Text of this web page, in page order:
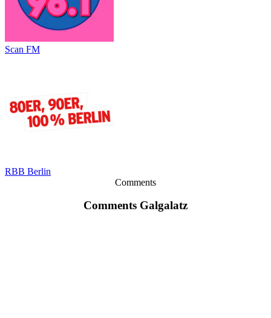
Scan FM
RBB Berlin
Comments
Comments Galgalatz